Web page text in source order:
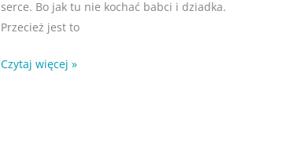
serce. Bo jak tu nie kochać babci i dziadka.
Przecież jest to
Czytaj więcej »